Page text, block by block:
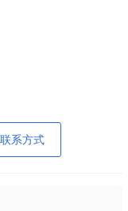
系方式